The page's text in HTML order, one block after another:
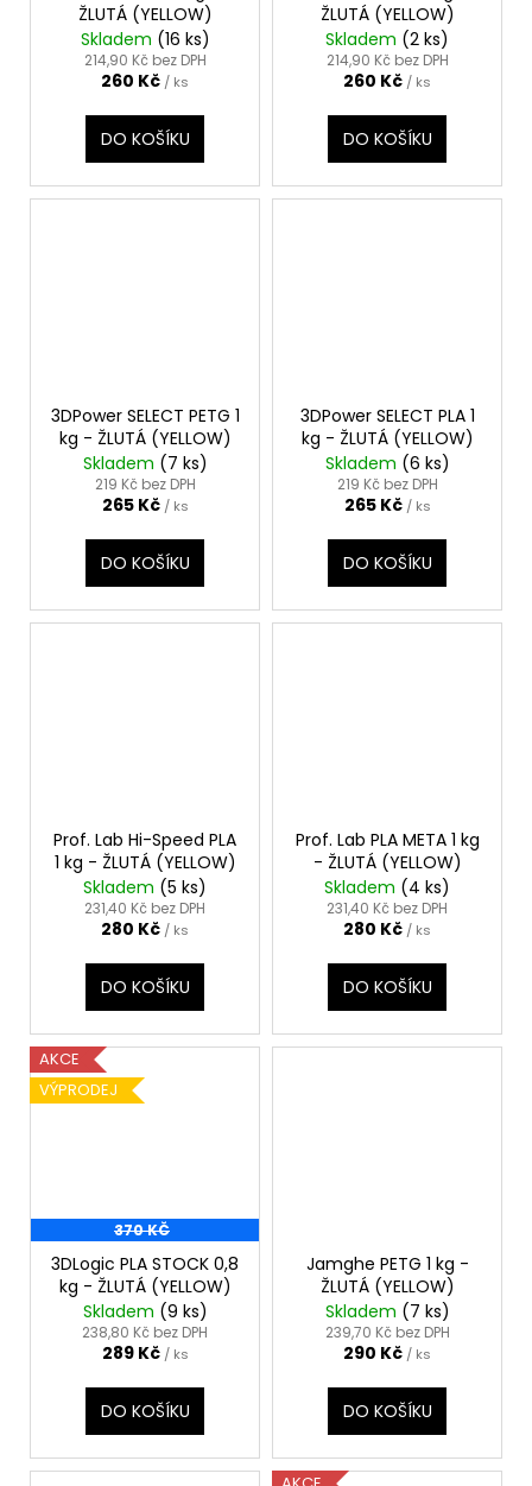
ŽLUTÁ (YELLOW)
Skladem (16 ks)
214,90 Kč bez DPH
260 Kč / ks
DO KOŠÍKU
ŽLUTÁ (YELLOW)
Skladem (2 ks)
214,90 Kč bez DPH
260 Kč / ks
DO KOŠÍKU
3DPower SELECT PETG 1
kg - ŽLUTÁ (YELLOW)
Skladem (7 ks)
219 Kč bez DPH
265 Kč / ks
DO KOŠÍKU
3DPower SELECT PLA 1
kg - ŽLUTÁ (YELLOW)
Skladem (6 ks)
219 Kč bez DPH
265 Kč / ks
DO KOŠÍKU
Prof. Lab Hi-Speed PLA
1 kg - ŽLUTÁ (YELLOW)
Skladem (5 ks)
231,40 Kč bez DPH
280 Kč / ks
DO KOŠÍKU
Prof. Lab PLA META 1 kg
- ŽLUTÁ (YELLOW)
Skladem (4 ks)
231,40 Kč bez DPH
280 Kč / ks
DO KOŠÍKU
AKCE
VÝPRODEJ
370 KČ
3DLogic PLA STOCK 0,8
kg - ŽLUTÁ (YELLOW)
Skladem (9 ks)
238,80 Kč bez DPH
289 Kč / ks
DO KOŠÍKU
Jamghe PETG 1 kg -
ŽLUTÁ (YELLOW)
Skladem (7 ks)
239,70 Kč bez DPH
290 Kč / ks
DO KOŠÍKU